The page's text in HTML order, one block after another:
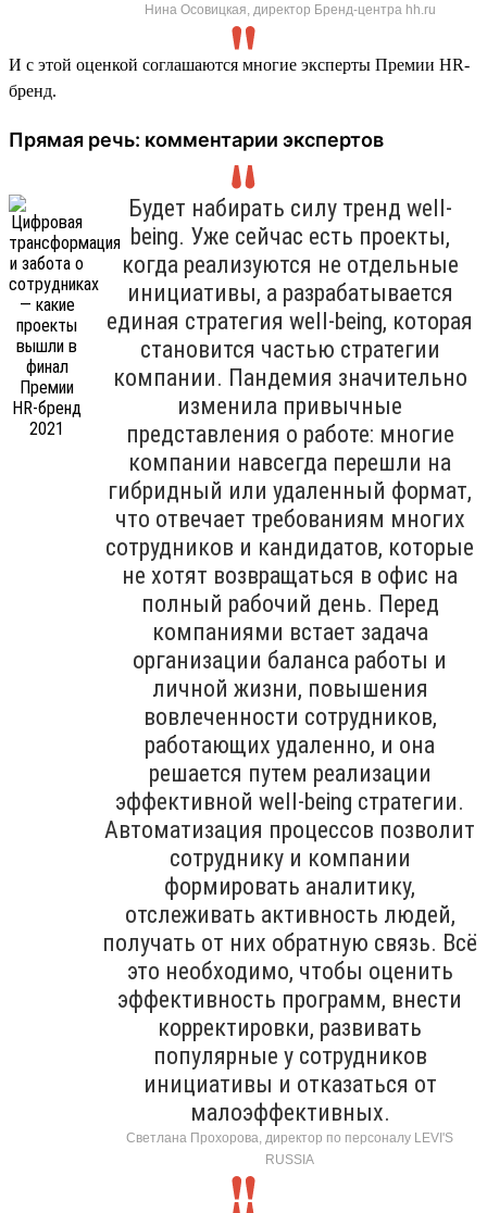
Нина Осовицкая, директор Бренд-центра hh.ru
И с этой оценкой соглашаются многие эксперты Премии HR-
бренд.
Прямая речь: комментарии экспертов
Будет набирать силу тренд well-
being. Уже сейчас есть проекты,
когда реализуются не отдельные
инициативы, а разрабатывается
единая стратегия well-being, которая
становится частью стратегии
компании. Пандемия значительно
изменила привычные
представления о работе: многие
компании навсегда перешли на
гибридный или удаленный формат,
что отвечает требованиям многих
сотрудников и кандидатов, которые
не хотят возвращаться в офис на
полный рабочий день. Перед
компаниями встает задача
организации баланса работы и
личной жизни, повышения
вовлеченности сотрудников,
работающих удаленно, и она
решается путем реализации
эффективной well-being стратегии.
Автоматизация процессов позволит
сотруднику и компании
формировать аналитику,
отслеживать активность людей,
получать от них обратную связь. Всё
это необходимо, чтобы оценить
эффективность программ, внести
корректировки, развивать
популярные у сотрудников
инициативы и отказаться от
малоэффективных.
Светлана Прохорова, директор по персоналу LEVI'S
RUSSIA